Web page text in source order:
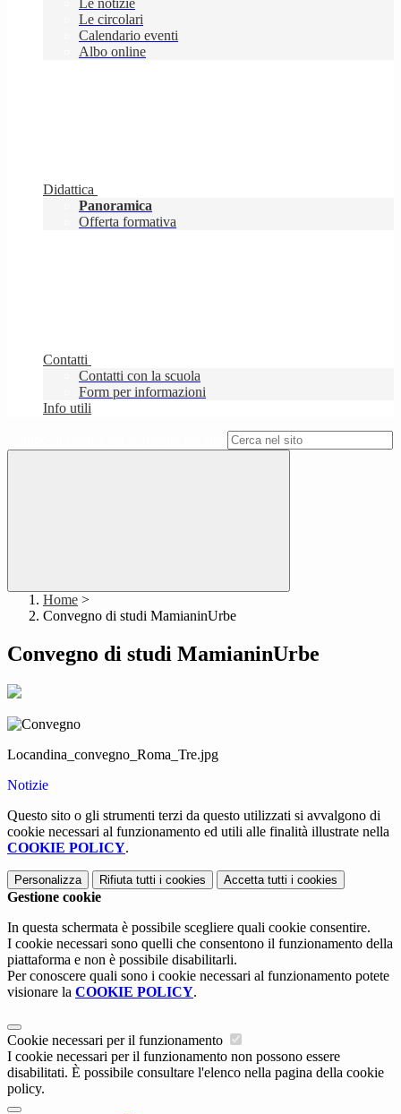
Le notizie
Le circolari
Calendario eventi
Albo online
Didattica
Panoramica
Offerta formativa
Contatti
Contatti con la scuola
Form per informazioni
Info utili
Home >
Convegno di studi MamianinUrbe
Convegno di studi MamianinUrbe
Locandina_convegno_Roma_Tre.jpg
Notizie
Questo sito o gli strumenti terzi da questo utilizzati si avvalgono di
cookie necessari al funzionamento ed utili alle finalità illustrate nella
COOKIE POLICY.
Personalizza Rifiuta tutti i cookies Accetta tutti i cookies
Gestione cookie
In questa schermata è possibile scegliere quali cookie consentire.
I cookie necessari sono quelli che consentono il funzionamento della
piattaforma e non è possibile disabilitarli.
Per conoscere quali sono i cookie necessari al funzionamento potete
visionare la COOKIE POLICY.
Cookie necessari per il funzionamento
I cookie necessari per il funzionamento non possono essere
disabilitati. È possibile consultare l'elenco nella pagina della cookie
policy.